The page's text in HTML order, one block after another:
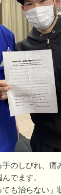
のしびれ、痛
でます。
も治らない」